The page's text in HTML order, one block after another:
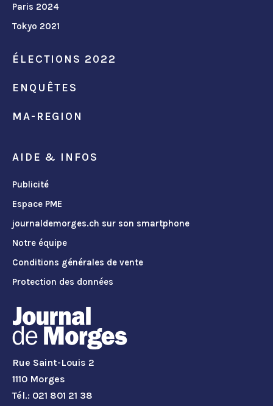
Paris 2024
Tokyo 2021
ÉLECTIONS 2022
ENQUÊTES
MA-REGION
AIDE & INFOS
Publicité
Espace PME
journaldemorges.ch sur son smartphone
Notre équipe
Conditions générales de vente
Protection des données
Rue Saint-Louis 2
1110 Morges
Tél.: 021 801 21 38